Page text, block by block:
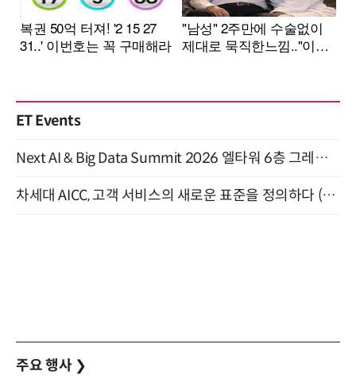
ET Events
Next AI & Big Data Summit 2026 엘타워 6층 그레이스홀 개최 (9/18)
차세대 AICC, 고객 서비스의 새로운 표준을 정의하다 (9/9)
주요 행사 ❯